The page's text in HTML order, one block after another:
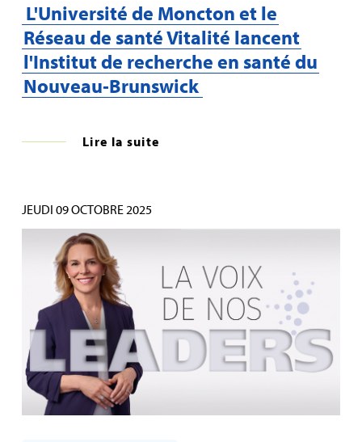
L'Université de Moncton et le
Réseau de santé Vitalité lancent
l'Institut de recherche en santé du
Nouveau‑Brunswick
Lire la suite
JEUDI 09 OCTOBRE 2025